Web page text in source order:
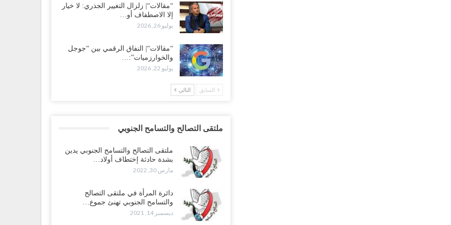
“مقالات“| زلزال التغيير الجذري: لا خيار
إلا الاصطفاف أو…
يوليو 26, 2026
“مقالات“| النفاق الرقمي بين “جوجل
والخوارزميات”:…
يوليو 22, 2026
السابق التالي
ملتقى التصالح والتسامح الجنوبي
ملتقى التصالح والتسامح الجنوبي يدين
بشدة حادثة إختطاف أولاد…
مارس 30, 2022
دائرة المرأة في ملتقى التصالح
والتسامح الجنوبي تهنئ جموع…
ديسمبر 14, 2021